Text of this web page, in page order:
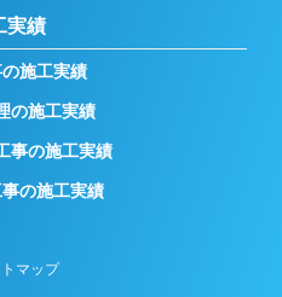
実績
施工実績
の施工実績
事の施工実績
の施工実績
マップ